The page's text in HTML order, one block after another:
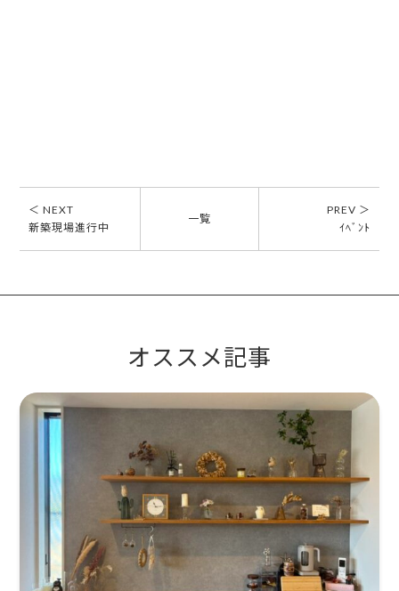
＜ NEXT
新築現場進行中
一覧
PREV ＞
ｲﾍﾞﾝﾄ
オススメ記事